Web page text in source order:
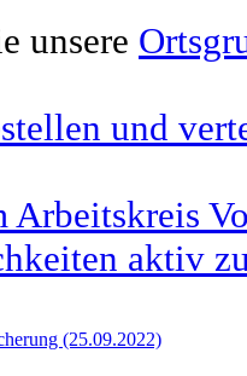
unsere
und
Arbeitskreis
aktiv
(25.09.2022)